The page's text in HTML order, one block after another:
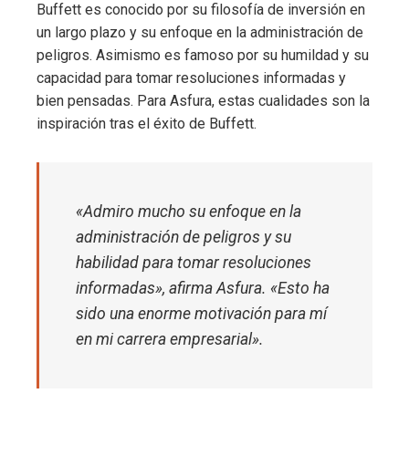
Buffett es conocido por su filosofía de inversión en
un largo plazo y su enfoque en la administración de
peligros. Asimismo es famoso por su humildad y su
capacidad para tomar resoluciones informadas y
bien pensadas. Para Asfura, estas cualidades son la
inspiración tras el éxito de Buffett.
«Admiro mucho su enfoque en la
administración de peligros y su
habilidad para tomar resoluciones
informadas», afirma Asfura. «Esto ha
sido una enorme motivación para mí
en mi carrera empresarial».